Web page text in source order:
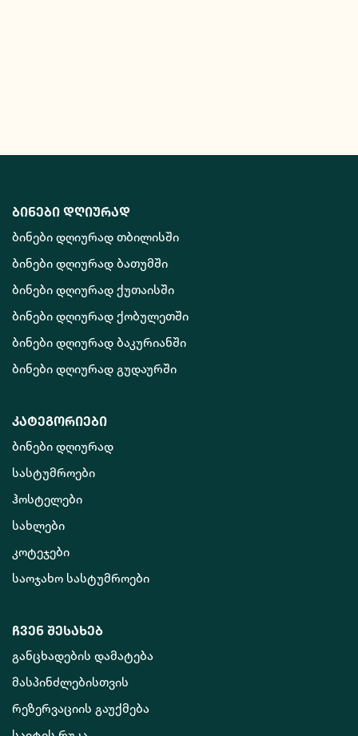
ბინები დღიურად
ბინები დღიურად თბილისში
ბინები დღიურად ბათუმში
ბინები დღიურად ქუთაისში
ბინები დღიურად ქობულეთში
ბინები დღიურად ბაკურიანში
ბინები დღიურად გუდაურში
კატეგორიები
ბინები დღიურად
სასტუმროები
ჰოსტელები
სახლები
კოტეჯები
საოჯახო სასტუმროები
ჩვენ შესახებ
განცხადების დამატება
მასპინძლებისთვის
რეზერვაციის გაუქმება